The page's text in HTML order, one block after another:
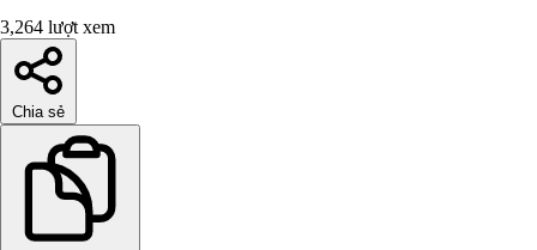
3,264 lượt xem
Chia sẻ